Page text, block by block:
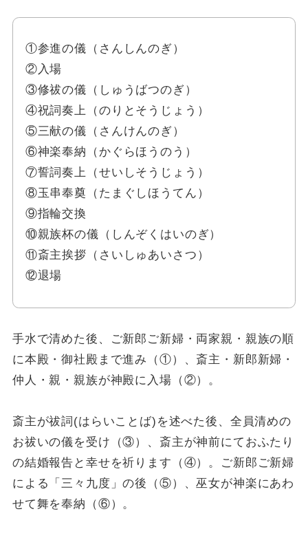
①参進の儀（さんしんのぎ）
②入場
③修祓の儀（しゅうばつのぎ）
④祝詞奏上（のりとそうじょう）
⑤三献の儀（さんけんのぎ）
⑥神楽奉納（かぐらほうのう）
⑦誓詞奏上（せいしそうじょう）
⑧玉串奉奠（たまぐしほうてん）
⑨指輪交換
⑩親族杯の儀（しんぞくはいのぎ）
⑪斎主挨拶（さいしゅあいさつ）
⑫退場
手水で清めた後、ご新郎ご新婦・両家親・親族の順
に本殿・御社殿まで進み（①）、斎主・新郎新婦・
仲人・親・親族が神殿に入場（②）。
斎主が祓詞(はらいことば)を述べた後、全員清めの
お祓いの儀を受け（③）、斎主が神前にておふたり
の結婚報告と幸せを祈ります（④）。ご新郎ご新婦
による「三々九度」の後（⑤）、巫女が神楽にあわ
せて舞を奉納（⑥）。